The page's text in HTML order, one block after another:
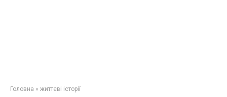
Головна » життєві історії